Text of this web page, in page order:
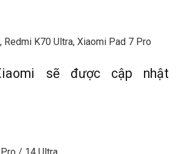
Redmi K70 Ultra, Xiaomi Pad 7 Pro
sẽ được cập nhật